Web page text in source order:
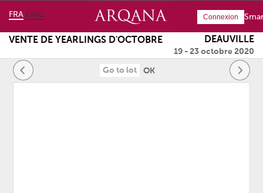
FRA ENG Connexion
OK
VENTE DE YEARLINGS D'OCTOBRE DEAUVILLE
19 - 23 octobre 2020